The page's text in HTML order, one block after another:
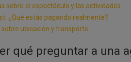
sobre el espectáculo y las actividades
¿Qué estás pagando realmente?
ubicación y transporte
qué preguntar a una